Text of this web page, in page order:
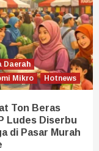
Daerah
Mikro
Hotnews
Ton Beras
Ludes Diserbu
di Pasar Murah